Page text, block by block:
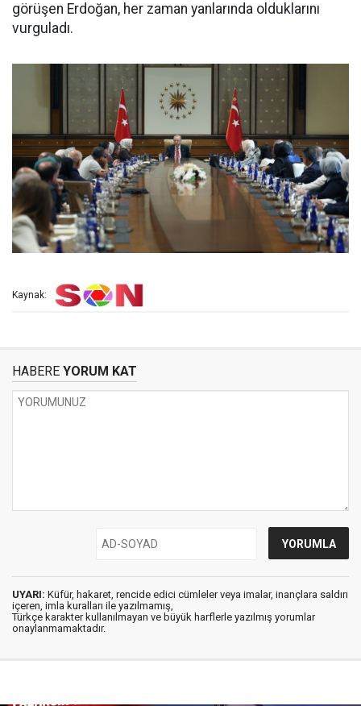
görüşen Erdoğan, her zaman yanlarında olduklarını
vurguladı.
Kaynak:
HABERE YORUM KAT
UYARI: Küfür, hakaret, rencide edici cümleler veya imalar, inançlara saldırı
içeren, imla kuralları ile yazılmamış,
Türkçe karakter kullanılmayan ve büyük harflerle yazılmış yorumlar
onaylanmamaktadır.